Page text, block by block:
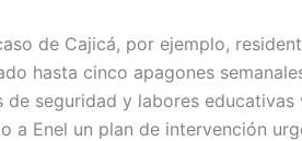
de Cajicá, por ejemplo,
hasta cinco apagones
de seguridad y labores
a Enel un plan de intervención